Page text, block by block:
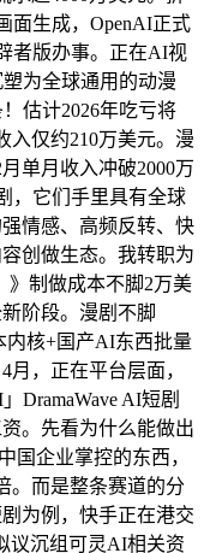
面生成，OpenAI正式
者版办事。正在AI视
为全球通用的动漫
估计2026年吃亏将
入仅约210万美元。漫
单月收入冲破2000万
，它们手里具有全球
情感、高频反转、快
创做生态。我转职为
》制做成本不脚2万美
阶段。漫剧不脚
内核+国产AI东西批量
，正在平台层面，
DramaWave AI短剧
。先看为什么能做出
国企业掌控的东西，
。而是整条赛道的分
为例，快手正在港交
议沉组可灵AI相关资